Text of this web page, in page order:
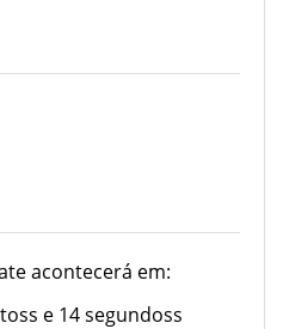
acontecerá em:
e 14 segundoss